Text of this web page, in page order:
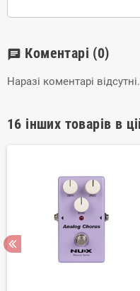
chat Коментарі (0)
Наразі коментарі відсутні.
16 інших товарів в